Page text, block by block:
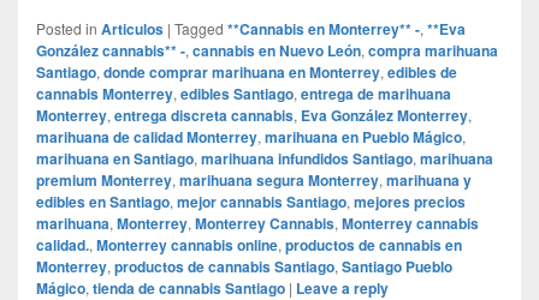
Posted in Articulos | Tagged **Cannabis en Monterrey** -, **Eva
González cannabis** -, cannabis en Nuevo León, compra marihuana
Santiago, donde comprar marihuana en Monterrey, edibles de
cannabis Monterrey, edibles Santiago, entrega de marihuana
Monterrey, entrega discreta cannabis, Eva González Monterrey,
marihuana de calidad Monterrey, marihuana en Pueblo Mágico,
marihuana en Santiago, marihuana infundidos Santiago, marihuana
premium Monterrey, marihuana segura Monterrey, marihuana y
edibles en Santiago, mejor cannabis Santiago, mejores precios
marihuana, Monterrey, Monterrey Cannabis, Monterrey cannabis
calidad., Monterrey cannabis online, productos de cannabis en
Monterrey, productos de cannabis Santiago, Santiago Pueblo
Mágico, tienda de cannabis Santiago | Leave a reply